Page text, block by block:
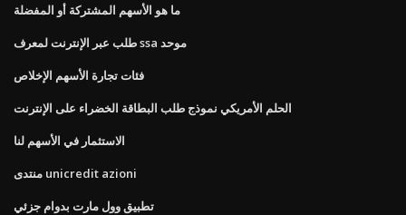
ما هو الأسهم المشتركة أو المفضلة
طلب عبر الإنترنت لمعرف ssa موحد
فئات تجارة الأسهم الإخلاص
الحلم الأمريكي نموذج طلب البطاقة الخضراء على الإنترنت
الاستثمار في الأسهم لنا
منتدى unicredit azioni
تطبيق وول مارت بدوام جزئي